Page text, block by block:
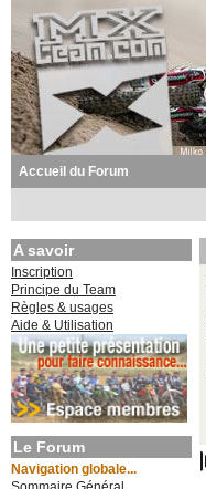
Accueil du Forum
A savoir
Inscription
Principe du Team
Règles & usages
Aide & Utilisation
Le Forum
Navigation globale...